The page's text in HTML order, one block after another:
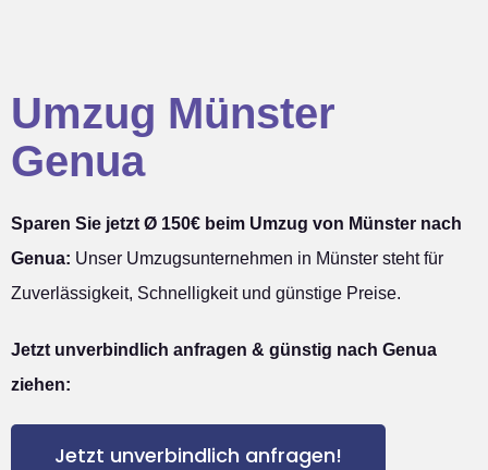
Umzug Münster
Genua
Sparen Sie jetzt Ø 150€ beim Umzug von Münster nach
Genua: Unser Umzugsunternehmen in Münster steht für
Zuverlässigkeit, Schnelligkeit und günstige Preise.
Jetzt unverbindlich anfragen & günstig nach Genua
ziehen:
Jetzt unverbindlich anfragen!